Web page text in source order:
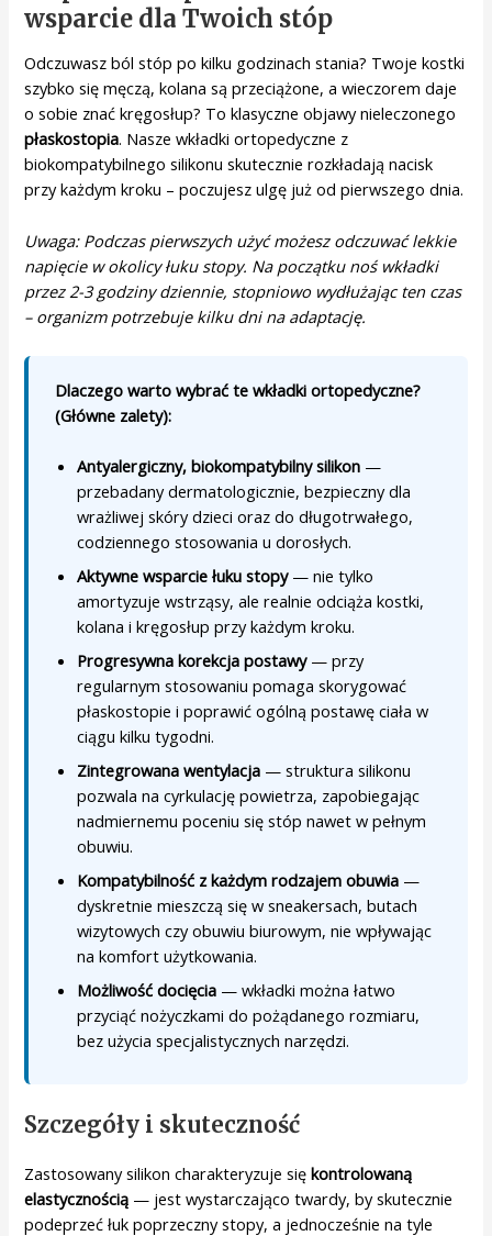
wsparcie dla Twoich stóp
Odczuwasz ból stóp po kilku godzinach stania? Twoje kostki
szybko się męczą, kolana są przeciążone, a wieczorem daje
o sobie znać kręgosłup? To klasyczne objawy nieleczonego
płaskostopia. Nasze wkładki ortopedyczne z
biokompatybilnego silikonu skutecznie rozkładają nacisk
przy każdym kroku – poczujesz ulgę już od pierwszego dnia.
Uwaga: Podczas pierwszych użyć możesz odczuwać lekkie
napięcie w okolicy łuku stopy. Na początku noś wkładki
przez 2-3 godziny dziennie, stopniowo wydłużając ten czas
– organizm potrzebuje kilku dni na adaptację.
Dlaczego warto wybrać te wkładki ortopedyczne?
(Główne zalety):
Antyalergiczny, biokompatybilny silikon —
przebadany dermatologicznie, bezpieczny dla
wrażliwej skóry dzieci oraz do długotrwałego,
codziennego stosowania u dorosłych.
Aktywne wsparcie łuku stopy— nie tylko
amortyzuje wstrząsy, ale realnie odciąża kostki,
kolana i kręgosłup przy każdym kroku.
Progresywna korekcja postawy— przy
regularnym stosowaniu pomaga skorygować
płaskostopie i poprawić ogólną postawę ciała w
ciągu kilku tygodni.
Zintegrowana wentylacja — struktura silikonu
pozwala na cyrkulację powietrza, zapobiegając
nadmiernemu poceniu się stóp nawet w pełnym
obuwiu.
Kompatybilność z każdym rodzajem obuwia —
dyskretnie mieszczą się w sneakersach, butach
wizytowych czy obuwiu biurowym, nie wpływając
na komfort użytkowania.
Możliwość docięcia — wkładki można łatwo
przyciąć nożyczkami do pożądanego rozmiaru,
bez użycia specjalistycznych narzędzi.
Szczegóły i skuteczność
Zastosowany silikon charakteryzuje siękontrolowaną
elastycznością — jest wystarczająco twardy, by skutecznie
podeprzeć łuk poprzeczny stopy, a jednocześnie na tyle